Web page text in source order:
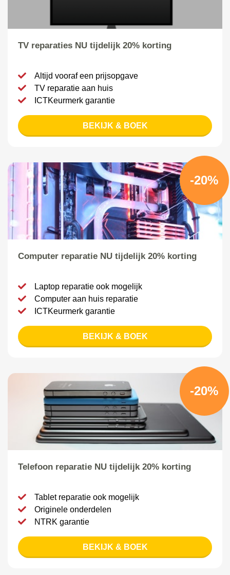
TV reparaties NU tijdelijk 20% korting
Altijd vooraf een prijsopgave
TV reparatie aan huis
ICTKeurmerk garantie
BEKIJK & BOEK
-20%
Computer reparatie NU tijdelijk 20% korting
Laptop reparatie ook mogelijk
Computer aan huis reparatie
ICTKeurmerk garantie
BEKIJK & BOEK
-20%
Telefoon reparatie NU tijdelijk 20% korting
Tablet reparatie ook mogelijk
Originele onderdelen
NTRK garantie
BEKIJK & BOEK